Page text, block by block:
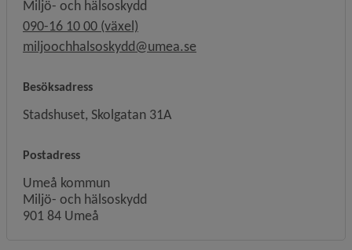
Miljö- och hälsoskydd
090-16 10 00 (växel)
miljoochhalsoskydd@umea.se
Besöksadress
Stadshuset, Skolgatan 31A
Postadress
Umeå kommun
Miljö- och hälsoskydd
901 84 Umeå